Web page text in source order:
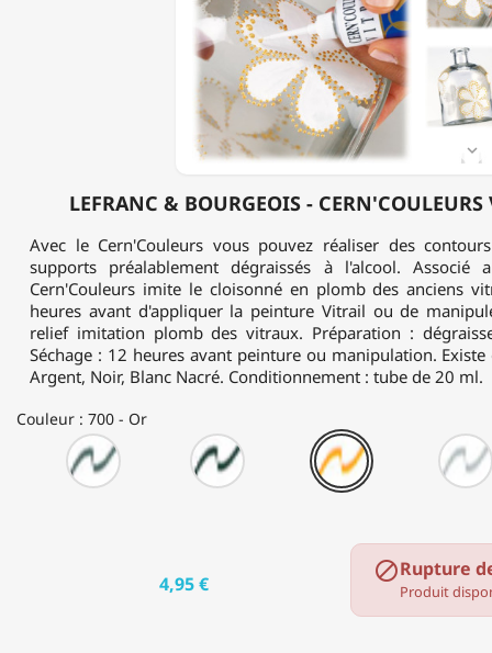
LEFRANC & BOURGEOIS -

Avec le Cern'Couleurs vous pouvez réaliser des
supports préalablement dégraissés à l'alcool. Associé
Cern'Couleurs imite le cloisonné en plomb des anciens
heures avant d'appliquer la peinture Vitrail ou de
relief imitation plomb des vitraux. Préparation :
Séchage : 12 heures avant peinture ou manipulation.
Argent, Noir, Blanc Nacré. Conditionnement : tube de 20 ml.
Couleur : 700 - Or
250
-
265
-
700
-
4,95 € Rupture
Produit